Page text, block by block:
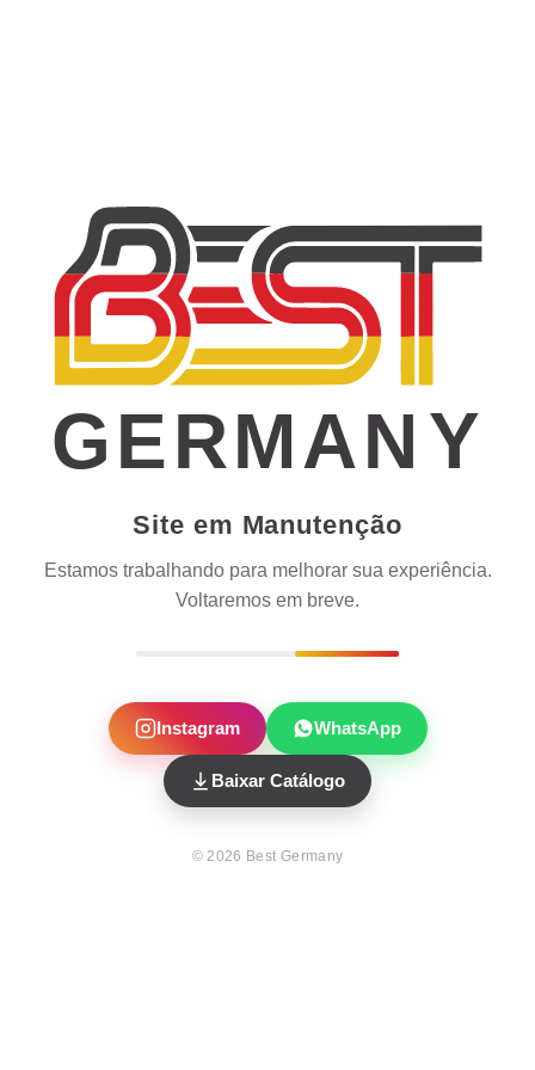
GERMANY
Site em Manutenção
Estamos trabalhando para melhorar sua experiência.
Voltaremos em breve.
Instagram WhatsApp
Baixar Catálogo
© 2026 Best Germany